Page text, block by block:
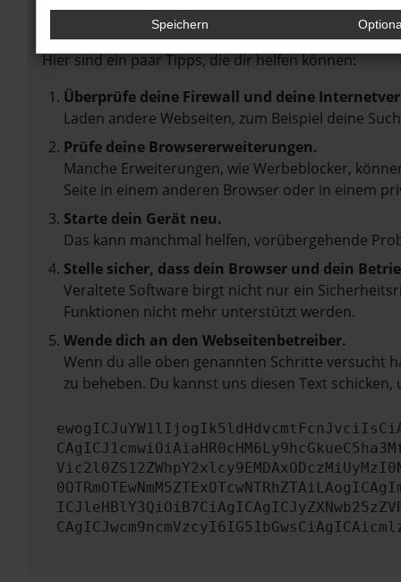
Fehler: Network Error
Beim Laden ist ein Fehler aufgetreten.
Hier sind ein paar Tipps, die dir helfen können:
Überprüfe deine Firewall und deine
Laden andere Webseiten, zum Beispiel deine
Prüfe deine Browsererweiterungen.
Manche Erweiterungen, wie Werbeblocker,
Seite in einem anderen Browser oder in einem
Starte dein Gerät neu.
Das kann manchmal helfen, vorübergehende
Stelle sicher, dass dein Browser und dein
Veraltete Software birgt nicht nur ein
Funktionen nicht mehr unterstützt werden.
Wende dich an den Webseitenbetreiber.
Wenn du alle oben genannten Schritte versucht
zu beheben. Du kannst uns diesen Text
Speichern